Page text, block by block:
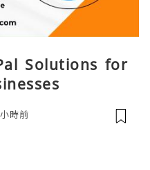
Solutions for
時前